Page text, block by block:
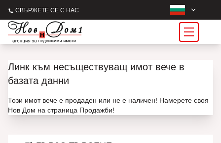
СВЪРЖЕТЕ СЕ С НАС
Линк към несъществуващ имот вече в
базата данни
Този имот вече е продаден или не е наличен! Намерете своя
Нов Дом на страница Продажби!